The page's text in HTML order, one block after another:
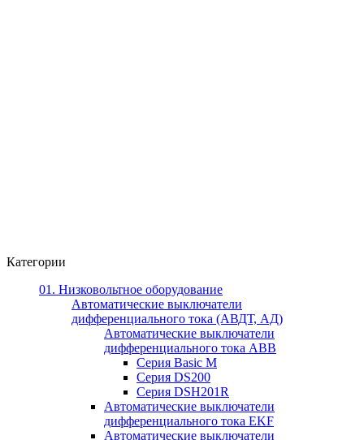
Категории
01. Низковольтное оборудование
Автоматические выключатели
дифференциального тока (АВДТ, АД)
Автоматические выключатели
дифференциального тока ABB
Серия Basic M
Серия DS200
Серия DSH201R
Автоматические выключатели
дифференциального тока EKF
Автоматические выключатели